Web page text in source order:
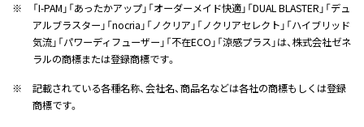
※
「I-PAM」「あったかアップ」「オーダーメイド快適」「DUAL BLASTER」「デュ
アルブラスター」「nocria」「ノクリア」「ノクリアセレクト」「ハイブリッド
気流」「パワーディフューザー」「不在ECO」「涼感プラス」は、株式会社ゼネ
ラルの商標または登録商標です。
※
記載されている各種名称、会社名、商品名などは各社の商標もしくは登録
商標です。